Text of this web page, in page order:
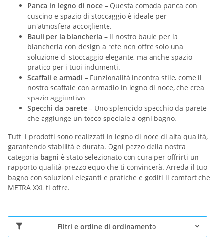
Panca in legno di noce – Questa comoda panca con
cuscino e spazio di stoccaggio è ideale per
un'atmosfera accogliente.
Bauli per la biancheria – Il nostro baule per la
biancheria con design a rete non offre solo una
soluzione di stoccaggio elegante, ma anche spazio
pratico per i tuoi indumenti.
Scaffali e armadi – Funzionalità incontra stile, come il
nostro scaffale con armadio in legno di noce, che crea
spazio aggiuntivo.
Specchi da parete – Uno splendido specchio da parete
che aggiunge un tocco speciale a ogni bagno.
Tutti i prodotti sono realizzati in legno di noce di alta qualità,
garantendo stabilità e durata. Ogni pezzo della nostra
categoria bagni è stato selezionato con cura per offrirti un
rapporto qualità-prezzo equo che ti convincerà. Arreda il tuo
bagno con soluzioni eleganti e pratiche e goditi il comfort che
METRA XXL ti offre.
Filtri e ordine di ordinamento